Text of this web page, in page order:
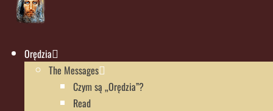
Orędzia
The Messages
Czym są „Orędzia”?
Read